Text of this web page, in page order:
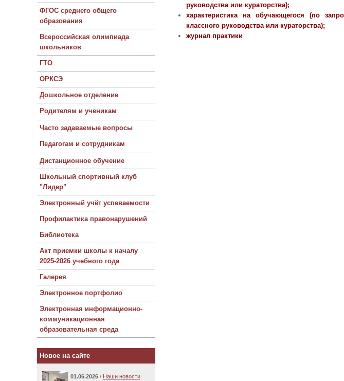
ФГОС среднего общего
образования
Всероссийская олимпиада
школьников
ГТО
ОРКСЭ
Дошкольное отделение
Родителям и ученикам
Часто задаваемые вопросы
Педагогам и сотрудникам
Дистанционное обучение
Школьный спортивный клуб
"Лидер"
Электронный учёт успеваемости
Профилактика правонарушений
Библиотека
Акт приемки школы к началу
2025-2026 учебного года
Галерея
Электронное портфолио
Электронная информационно-
коммуникационная
образовательная среда
Новое на сайте
01.06.2026 / Наши новости
руководства или кураторства);
характеристика на обучающегося (по
классного руководства или кураторства);
журнал практики